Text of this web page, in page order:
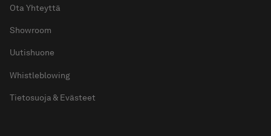
Ota Yhteyttä
Showroom
Uutishuone
Whistleblowing
Tietosuoja & Evästeet